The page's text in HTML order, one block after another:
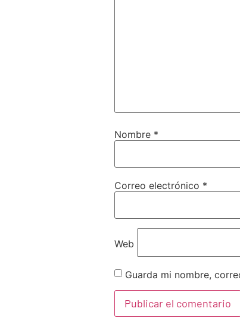
Nombre *
Correo electrónico *
Web
Guarda mi nombre,